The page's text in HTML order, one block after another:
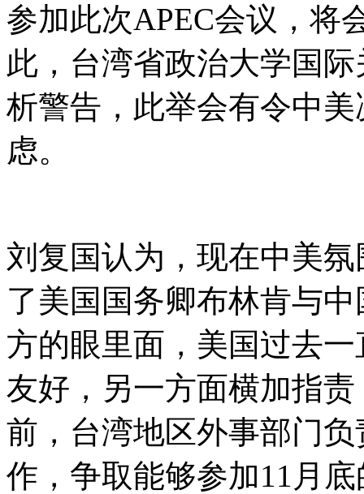
参加此次APEC会议，将
此，台湾省政治大学国
析警告，此举会有令中
虑。
刘复国认为，现在中美
了美国国务卿布林肯与
方的眼里面，美国过去
友好，另一方面横加指
前，台湾地区外事部门
作，争取能够参加11月